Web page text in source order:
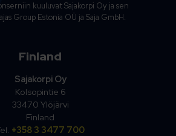
kuuluvat Sajakorpi Oy ja sen
Group Estonia OÜ ja Saja GmbH.
Finland
Sajakorpi Oy
Kolsopintie 6
33470 Ylöjärvi
Finland
+358 3 3477 700